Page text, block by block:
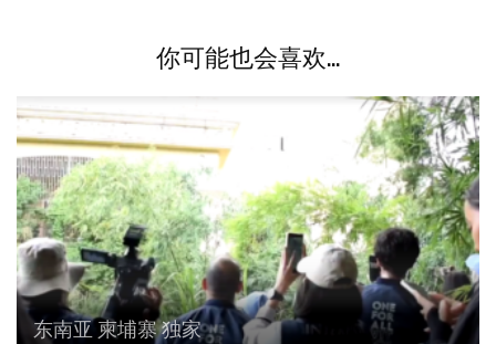
你可能也会喜欢...
东南亚 柬埔寨独家